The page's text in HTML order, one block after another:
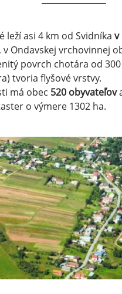
leží asi 4 km od Svidníka v
, v Ondavskej vrchovinnej
povrch chotára od
tvoria flyšové vrstvy.
má obec 520 obyvateľov
o výmere 1302 ha.